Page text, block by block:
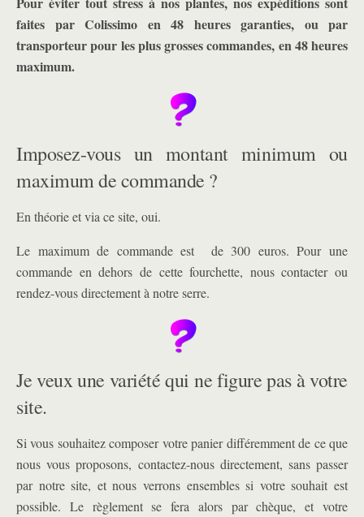
faites par Colissimo en 48 heures garanties, ou par
transporteur pour les plus grosses commandes, en 48 heures
maximum.
Imposez-vous un montant minimum ou
maximum de commande ?
En théorie et via ce site, oui.
Le maximum de commande est de 300 euros. Pour une
commande en dehors de cette fourchette, nous contacter ou
rendez-vous directement à notre serre.
Je veux une variété qui ne figure pas à votre
site.
Si vous souhaitez composer votre panier différemment de ce que
nous vous proposons, contactez-nous directement, sans passer
par notre site, et nous verrons ensembles si votre souhait est
possible. Le règlement se fera alors par chèque, et votre